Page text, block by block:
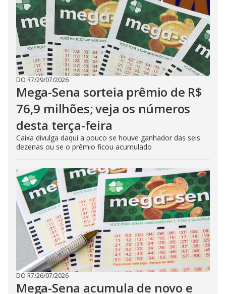
DO R7/29/07/2026
Mega-Sena sorteia prêmio de R$
76,9 milhões; veja os números
desta terça-feira
Caixa divulga daqui a pouco se houve ganhador das seis
dezenas ou se o prêmio ficou acumulado
DO R7/26/07/2026
Mega-Sena acumula de novo e